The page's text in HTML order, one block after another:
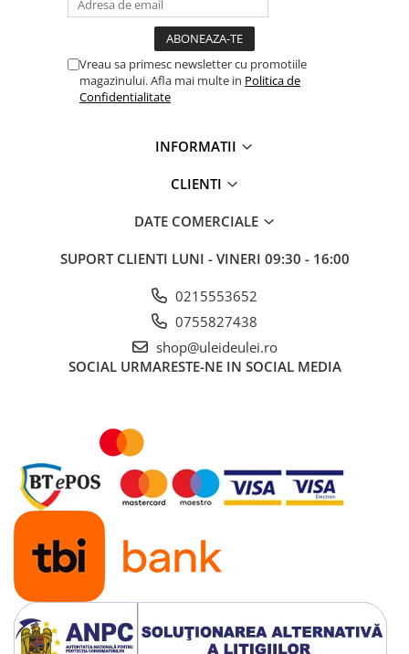
■ Produse universale
■ Scule si echipamente
pneumatice
■ Consumabile vopsitorie
■ Mobilier service
■ Sistem AC
► Ulei motor autoturisme
■ Ulei motor RAVENOL
■ Ulei motor LIQUI MOLY
■ Ulei motor CASTROL
■ Ulei motor MOBIL
■ Ulei motor MOTUL
■ Ulei motor FUCHS
■ Ulei motor VALVOLINE
Vreau sa primesc newsletter cu promotiile
magazinului. Afla mai multe in Politica de
Confidentialitate
INFORMATII
CLIENTI
DATE COMERCIALE
SUPORT CLIENTI LUNI - VINERI 09:30 - 16:00
0215553652
0755827438
shop@uleideulei.ro
SOCIAL URMARESTE-NE IN SOCIAL MEDIA